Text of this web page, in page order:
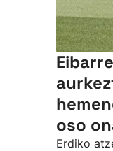
oso
Erdiko